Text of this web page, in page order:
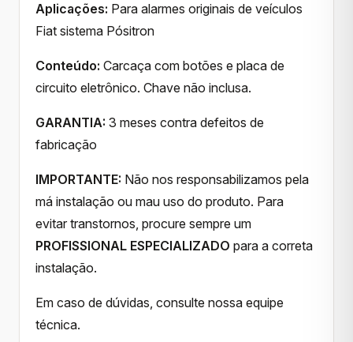
Aplicações: Para alarmes originais de veículos
Fiat sistema Pósitron
Conteúdo: Carcaça com botões e placa de
circuito eletrônico. Chave não inclusa.
GARANTIA: 3 meses contra defeitos de
fabricação
IMPORTANTE: Não nos responsabilizamos pela
má instalação ou mau uso do produto. Para
evitar transtornos, procure sempre um
PROFISSIONAL ESPECIALIZADO para a correta
instalação.
Em caso de dúvidas, consulte nossa equipe
técnica.